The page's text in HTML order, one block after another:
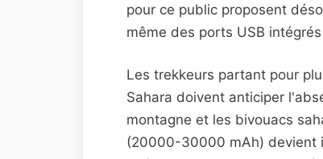
pour ce public proposent
même des ports USB
Les trekkeurs partant pour
Sahara doivent anticiper
montagne et les bivouacs
(20000-30000 mAh) devient